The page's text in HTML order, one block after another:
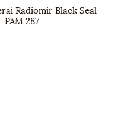
Radiomir Black Seal
PAM 287